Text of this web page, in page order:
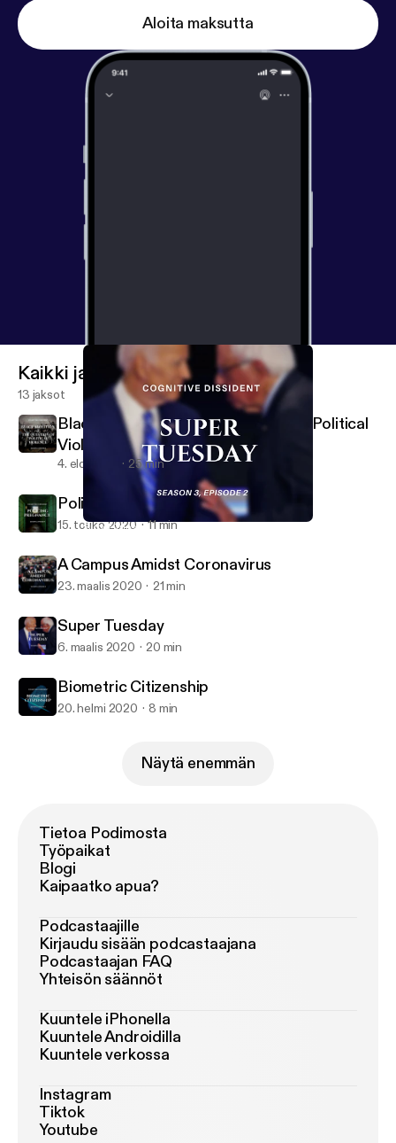
Aloita maksutta
Super Tuesday
Kaikki jaksot
13 jaksot
Black Abolition and the Question of Political
Violence
4. elo 2020 25 min
Policing Pregnancy
15. touko 2020 11 min
A Campus Amidst Coronavirus
23. maalis 2020 21 min
Super Tuesday
6. maalis 2020 20 min
Biometric Citizenship
20. helmi 2020 8 min
Näytä enemmän
Tietoa Podimosta
Työpaikat
Blogi
Kaipaatko apua?
Podcastaajille
Kirjaudu sisään podcastaajana
Podcastaajan FAQ
Yhteisön säännöt
Kuuntele iPhonella
Kuuntele Androidilla
Kuuntele verkossa
Instagram
Tiktok
Youtube